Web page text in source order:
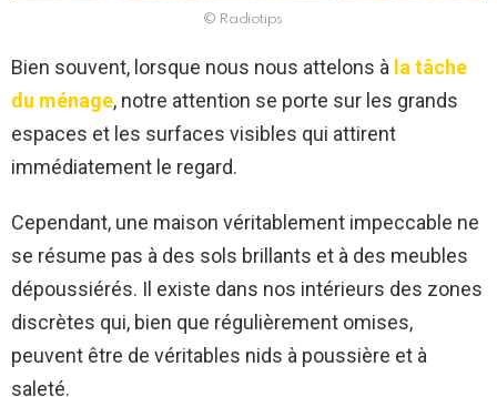
© Radiotips
Bien souvent, lorsque nous nous attelons à la tâche
du ménage, notre attention se porte sur les grands
espaces et les surfaces visibles qui attirent
immédiatement le regard.
Cependant, une maison véritablement impeccable ne
se résume pas à des sols brillants et à des meubles
dépoussiérés. Il existe dans nos intérieurs des zones
discrètes qui, bien que régulièrement omises,
peuvent être de véritables nids à poussière et à
saleté.